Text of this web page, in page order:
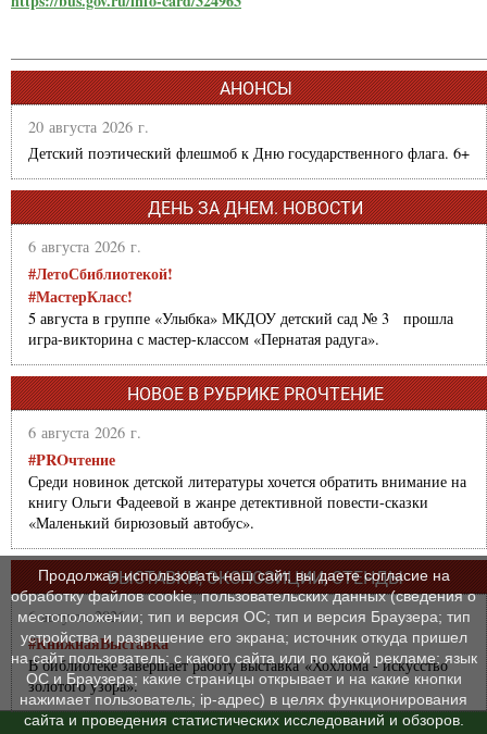
АНОНСЫ
20 августа 2026 г.
Детский поэтический флешмоб к Дню государственного флага. 6+
ДЕНЬ ЗА ДНЕМ. НОВОСТИ
6 августа 2026 г.
#ЛетоСбиблиотекой!
#МастерКласс!
5 августа в группе «Улыбка» МКДОУ детский сад № 3 прошла
игра-викторина с мастер-классом «Пернатая радуга».
НОВОЕ В РУБРИКЕ PROЧТЕНИЕ
6 августа 2026 г.
#PROчтение
Среди новинок детской литературы хочется обратить внимание на
книгу Ольги Фадеевой в жанре детективной повести-сказки
«Маленький бирюзовый автобус».
ВЫСТАВКИ, ЭКСПОЗИЦИИ, СТЕНДЫ
6 августа 2026 г.
#КнижнаяВыставка
В библиотеке завершает работу выставка «Хохлома - искусство
золотого узора».
Продолжая использовать наш сайт, вы даете согласие на
обработку файлов cookie, пользовательских данных (сведения о
местоположении; тип и версия ОС; тип и версия Браузера; тип
устройства и разрешение его экрана; источник откуда пришел
на сайт пользователь; с какого сайта или по какой рекламе; язык
ОС и Браузера; какие страницы открывает и на какие кнопки
нажимает пользователь; ip-адрес) в целях функционирования
сайта и проведения статистических исследований и обзоров.